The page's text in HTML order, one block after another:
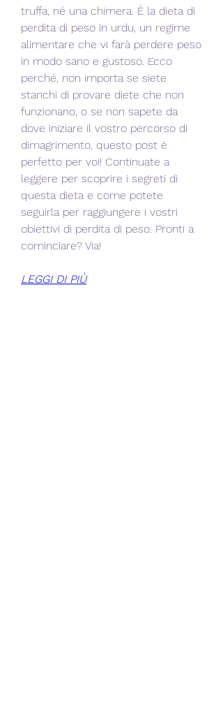
truffa, né una chimera. È la dieta di
perdita di peso in urdu, un regime
alimentare che vi farà perdere peso
in modo sano e gustoso. Ecco
perché, non importa se siete
stanchi di provare diete che non
funzionano, o se non sapete da
dove iniziare il vostro percorso di
dimagrimento, questo post è
perfetto per voi! Continuate a
leggere per scoprire i segreti di
questa dieta e come potete
seguirla per raggiungere i vostri
obiettivi di perdita di peso. Pronti a
cominciare? Via!
LEGGI DI PIÙ